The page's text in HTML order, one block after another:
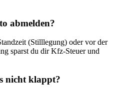
abmelden?
(Stilllegung) oder vor der
sparst du dir Kfz-Steuer und
nicht klappt?